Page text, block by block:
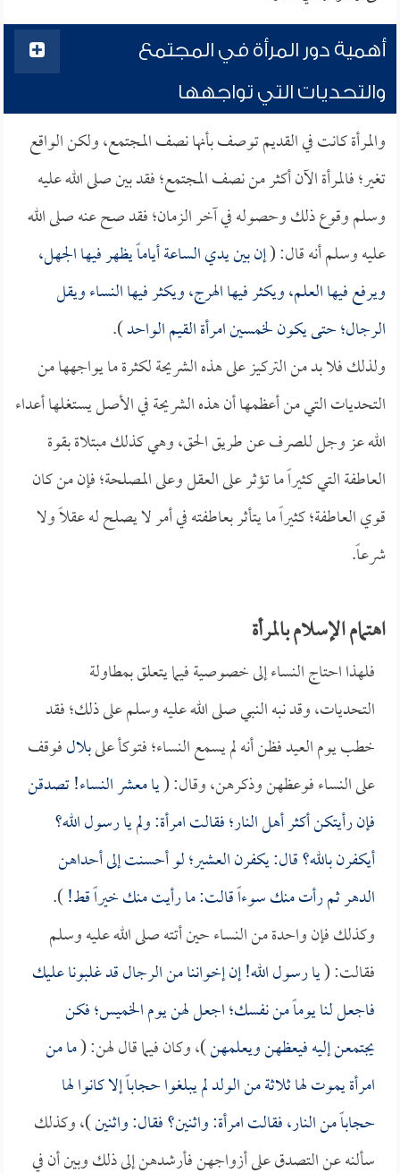
أهمية دور المرأة في المجتمع
والتحديات التي تواجهها
والمرأة كانت في القديم توصف بأنها نصف المجتمع، ولكن الواقع
تغير؛ فالمرأة الآن أكثر من نصف المجتمع؛ فقد بين صلى الله عليه
وسلم وقوع ذلك وحصوله في آخر الزمان؛ فقد صح عنه صلى الله
عليه وسلم أنه قال: (إن بين يدي الساعة أياماً يظهر فيها الجهل،
ويرفع فيها العلم، ويكثر فيها الهرج، ويكثر فيها النساء ويقل
الرجال؛ حتى يكون لخمسين امرأة القيم الواحد).
ولذلك فلا بد من التركيز على هذه الشريحة لكثرة ما يواجهها من
التحديات التي من أعظمها أن هذه الشريحة في الأصل يستغلها أعداء
الله عز وجل للصرف عن طريق الحق، وهي كذلك مبتلاة بقوة
العاطفة التي كثيراً ما تؤثر على العقل وعلى المصلحة؛ فإن من كان
قوي العاطفة؛ كثيراً ما يتأثر بعاطفته في أمر لا يصلح له عقلاً ولا
شرعاً.
اهتمام الإسلام بالمرأة
فلهذا احتاج النساء إلى خصوصية فيما يتعلق بمطاولة
التحديات، وقد نبه النبي صلى الله عليه وسلم على ذلك؛ فقد
خطب يوم العيد فظن أنه لم يسمع النساء؛ فتوكأ علىبلالفوقف
على النساء فوعظهن وذكرهن، وقال: (يا معشر النساء! تصدقن
فإن رأيتكن أكثر أهل النار؛ فقالت امرأة: ولم يا رسول الله؟
أيكفرن بالله؟ قال: يكفرن العشير؛ لو أحسنت إلى أحداهن
الدهر ثم رأت منك سوءاً قالت: ما رأيت منك خيراً قط!).
وكذلك فإن واحدة من النساء حين أتته صلى الله عليه وسلم
فقالت: (يا رسول الله! إن إخواننا من الرجال قد غلبونا عليك
فاجعل لنا يوماً من نفسك؛ اجعل لهن يوم الخميس؛ فكن
يجتمعن إليه فيعظهن ويعلمهن)، وكان فيما قال لهن: (ما من
امرأة يموت لها ثلاثة من الولد لم يبلغوا حجاباً إلا كانوا لها
حجاباً من النار، فقالت امرأة: واثنين؟ فقال: واثنين)، وكذلك
سألنه عن التصدق على أزواجهن فأرشدهن إلى ذلك وبين أن في